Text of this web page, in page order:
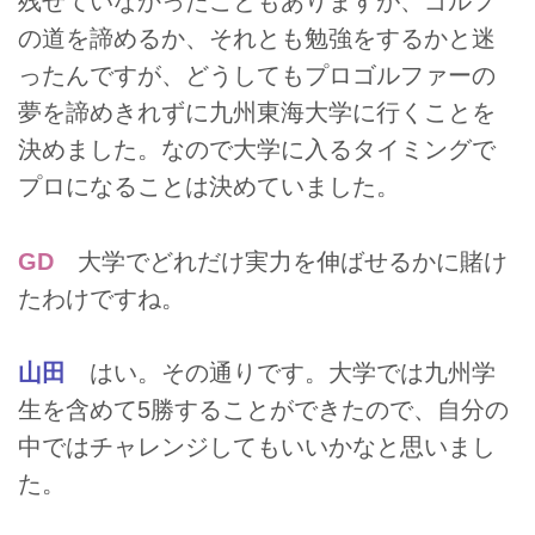
の道を諦めるか、それとも勉強をするかと迷
ったんですが、どうしてもプロゴルファーの
夢を諦めきれずに九州東海大学に行くことを
決めました。なので大学に入るタイミングで
プロになることは決めていました。
GD 大学でどれだけ実力を伸ばせるかに賭け
たわけですね。
山田
はい。その通りです。大学では九州学
生を含めて5勝することができたので、自分の
中ではチャレンジしてもいいかなと思いまし
た。